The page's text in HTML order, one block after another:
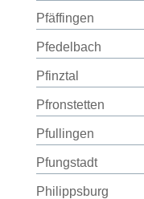
Pfäffingen
Pfedelbach
Pfinztal
Pfronstetten
Pfullingen
Pfungstadt
Philippsburg